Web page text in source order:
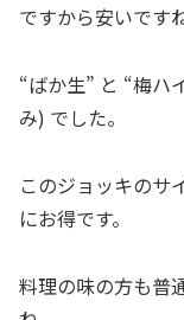
ですから安いです
“ばか生” と “梅ハ
み) でした。
このジョッキのサ
にお得です。
料理の味の方も普